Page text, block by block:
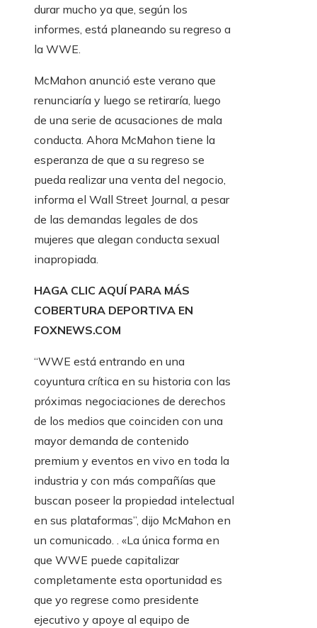
durar mucho ya que, según los
informes, está planeando su regreso a
la WWE.
McMahon anunció este verano que
renunciaría y luego se retiraría, luego
de una serie de acusaciones de mala
conducta. Ahora McMahon tiene la
esperanza de que a su regreso se
pueda realizar una venta del negocio,
informa el Wall Street Journal, a pesar
de las demandas legales de dos
mujeres que alegan conducta sexual
inapropiada.
HAGA CLIC AQUÍ PARA MÁS
COBERTURA DEPORTIVA EN
FOXNEWS.COM
“WWE está entrando en una
coyuntura crítica en su historia con las
próximas negociaciones de derechos
de los medios que coinciden con una
mayor demanda de contenido
premium y eventos en vivo en toda la
industria y con más compañías que
buscan poseer la propiedad intelectual
en sus plataformas”, dijo McMahon en
un comunicado. . «La única forma en
que WWE puede capitalizar
completamente esta oportunidad es
que yo regrese como presidente
ejecutivo y apoye al equipo de